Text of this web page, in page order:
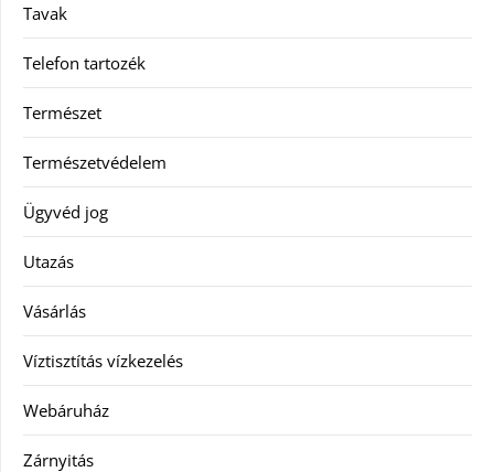
Tavak
Telefon tartozék
Természet
Természetvédelem
Ügyvéd jog
Utazás
Vásárlás
Víztisztítás vízkezelés
Webáruház
Zárnyitás